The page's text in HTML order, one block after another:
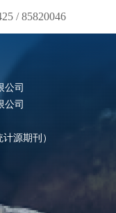
/ 85820046
公司
公司
源期刊）